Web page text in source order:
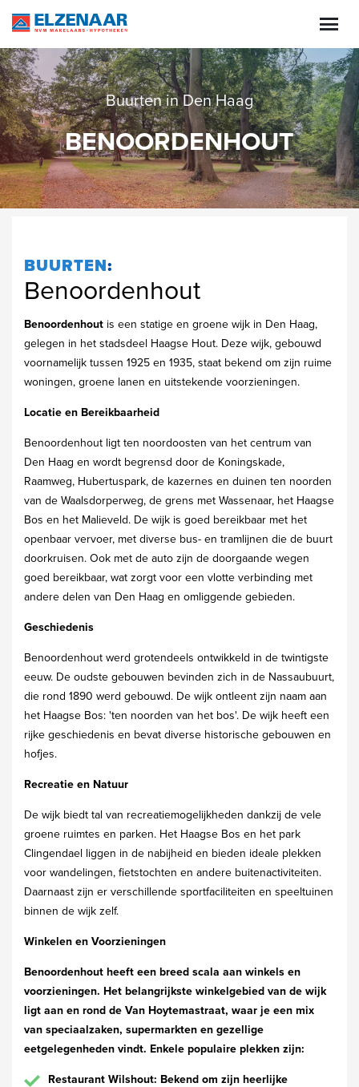
Buurten in Den Haag
BENOORDENHOUT
BUURTEN:
Benoordenhout
Benoordenhout is een statige en groene wijk in Den Haag,
gelegen in het stadsdeel Haagse Hout. Deze wijk, gebouwd
voornamelijk tussen 1925 en 1935, staat bekend om zijn ruime
woningen, groene lanen en uitstekende voorzieningen.
Locatie en Bereikbaarheid
Benoordenhout ligt ten noordoosten van het centrum van
Den Haag en wordt begrensd door de Koningskade,
Raamweg, Hubertuspark, de kazernes en duinen ten noorden
van de Waalsdorperweg, de grens met Wassenaar, het Haagse
Bos en het Malieveld. De wijk is goed bereikbaar met het
openbaar vervoer, met diverse bus- en tramlijnen die de buurt
doorkruisen. Ook met de auto zijn de doorgaande wegen
goed bereikbaar, wat zorgt voor een vlotte verbinding met
andere delen van Den Haag en omliggende gebieden.
Geschiedenis
Benoordenhout werd grotendeels ontwikkeld in de twintigste
eeuw. De oudste gebouwen bevinden zich in de Nassaubuurt,
die rond 1890 werd gebouwd. De wijk ontleent zijn naam aan
het Haagse Bos: 'ten noorden van het bos'. De wijk heeft een
rijke geschiedenis en bevat diverse historische gebouwen en
hofjes.
Recreatie en Natuur
De wijk biedt tal van recreatiemogelijkheden dankzij de vele
groene ruimtes en parken. Het Haagse Bos en het park
Clingendael liggen in de nabijheid en bieden ideale plekken
voor wandelingen, fietstochten en andere buitenactiviteiten.
Daarnaast zijn er verschillende sportfaciliteiten en speeltuinen
binnen de wijk zelf.
Winkelen en Voorzieningen
Benoordenhout heeft een breed scala aan winkels en
voorzieningen. Het belangrijkste winkelgebied van de wijk
ligt aan en rond de Van Hoytemastraat, waar je een mix
van speciaalzaken, supermarkten en gezellige
eetgelegenheden vindt. Enkele populaire plekken zijn:
Restaurant Wilshout: Bekend om zijn heerlijke